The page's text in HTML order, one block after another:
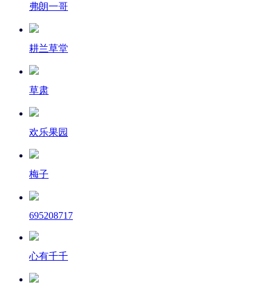
弗朗一哥
耕兰草堂
草肃
欢乐果园
梅子
695208717
心有千千